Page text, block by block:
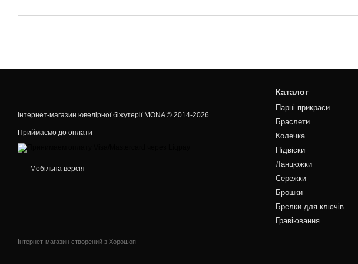
Інтернет-магазин ювелірної біжутерії MONA © 2014-2026
Приймаємо до оплати
Мобільна версія
Інтернет-магазин створений з Хорошоп
Каталог
Парні прикраси
Браслети
Колечка
Підвіски
Ланцюжки
Сережки
Брошки
Брелки для ключів
Гравіювання